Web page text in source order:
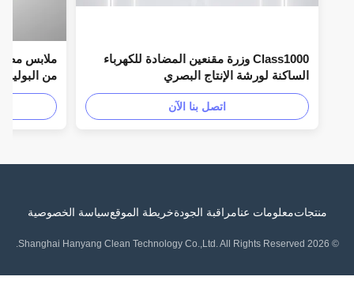
Class1000 وزرة مقنعين المضادة للكهرباء
الساكنة لورشة الإنتاج البصري
اتصل بنا الآن
السلامة ESD
منتجاتمعلومات عنامراقبة الجودةخريطة الموقعسياسة الخصوصية